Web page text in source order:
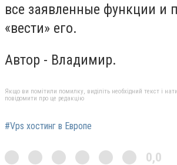
все заявленные функции и
«вести» его.
Автор - Владимир.
Якщо ви помітили помилку, виділіть необхідний текст і
повідомити про це редакцію
#Vps хостинг в Европе
0,0